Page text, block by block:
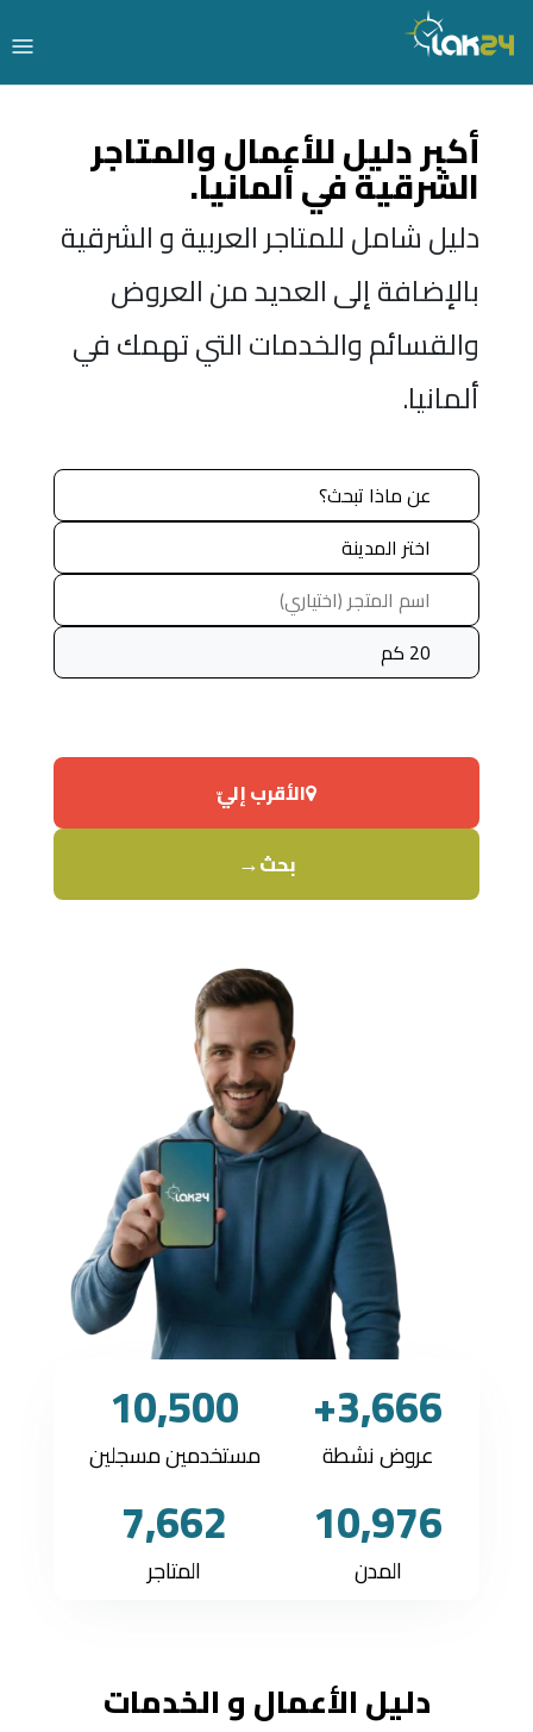
أكبر دليل للأعمال والمتاجر
الشرقية في ألمانيا.
دليل شامل للمتاجر العربية و الشرقية
بالإضافة إلى العديد من العروض
والقسائم والخدمات التي تهمك في
ألمانيا.
الأقرب إليّ
بحث→
3,666+
عروض نشطة
10,500
مستخدمين مسجلين
10,976
المدن
7,662
المتاجر
دليل الأعمال و الخدمات